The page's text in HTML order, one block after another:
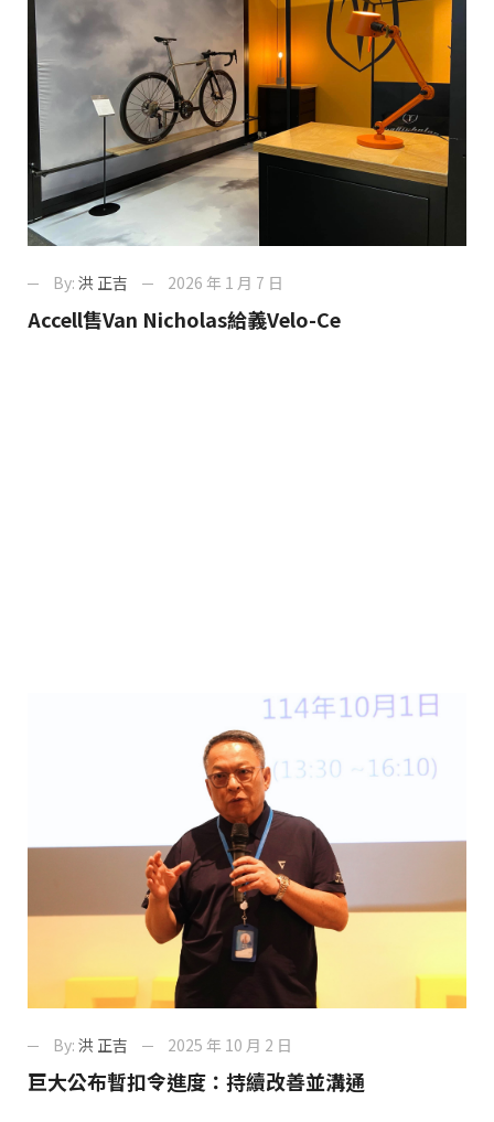
By: 洪 正吉 2026 年 1 月 7 日
Accell售Van Nicholas給義Velo-Ce
By: 洪 正吉 2025 年 10 月 2 日
巨大公布暫扣令進度：持續改善並溝通